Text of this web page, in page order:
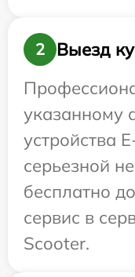
2
Выезд
указанному
устройства
серьезной
бесплатно
сервис в
Scooter.